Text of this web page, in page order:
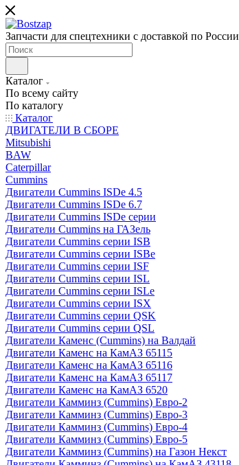
Запчасти для спецтехники с доставкой по России
Каталог
По всему сайту
По каталогу
Каталог
ДВИГАТЕЛИ В СБОРЕ
Mitsubishi
BAW
Caterpillar
Cummins
Двигатели Cummins ISDe 4.5
Двигатели Cummins ISDe 6.7
Двигатели Cummins ISDe серии
Двигатели Cummins на ГАЗель
Двигатели Cummins серии ISB
Двигатели Cummins серии ISBe
Двигатели Cummins серии ISF
Двигатели Cummins серии ISL
Двигатели Cummins серии ISLe
Двигатели Cummins серии ISX
Двигатели Cummins серии QSK
Двигатели Cummins серии QSL
Двигатели Каменс (Cummins) на Валдай
Двигатели Каменс на КамАЗ 65115
Двигатели Каменс на КамАЗ 65116
Двигатели Каменс на КамАЗ 65117
Двигатели Каменс на КамАЗ 6520
Двигатели Камминз (Cummins) Евро-2
Двигатели Камминз (Cummins) Евро-3
Двигатели Камминз (Cummins) Евро-4
Двигатели Камминз (Cummins) Евро-5
Двигатели Камминз (Cummins) на Газон Некст